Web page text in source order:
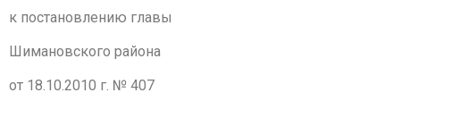
к постановлению главы
Шимановского района
от 18.10.2010 г. № 407